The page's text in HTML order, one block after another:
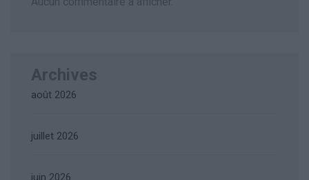
Archives
août 2026
juillet 2026
juin 2026